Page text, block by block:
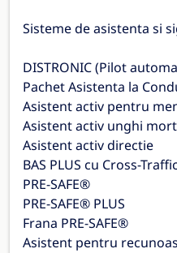
Sisteme de asistenta si
DISTRONIC (Pilot
Pachet Asistenta la
Asistent activ pentru
Asistent activ unghi mort
Asistent activ directie
BAS PLUS cu Cross-
PRE-SAFE®
PRE-SAFE® PLUS
Frana PRE-SAFE®
Asistent pentru